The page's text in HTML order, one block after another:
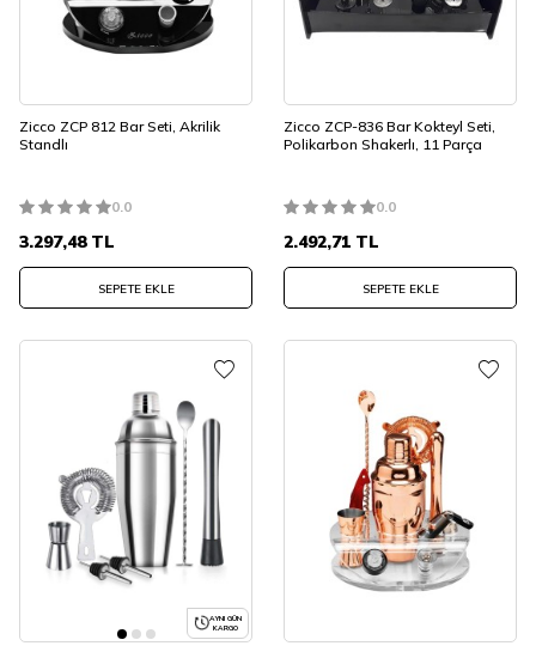
Zicco ZCP 812 Bar Seti, Akrilik
Standlı
0.0
3.297,48TL
SEPETE EKLE
Zicco ZCP-836 Bar Kokteyl Seti,
Polikarbon Shakerlı, 11 Parça
0.0
2.492,71 TL
SEPETE EKLE
AYNI GÜN
KARGO